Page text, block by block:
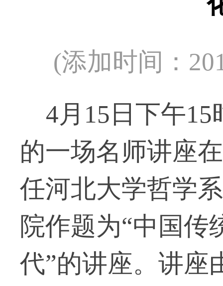
(添加时间：
4月15日下午15
的一场名师讲座
任河北大学哲学
院作题为“中国
代”的讲座。讲座